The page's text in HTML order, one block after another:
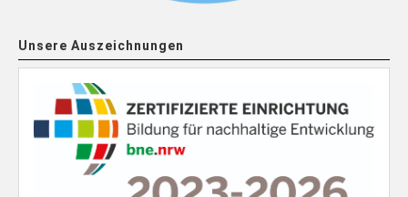
Unsere Auszeichnungen